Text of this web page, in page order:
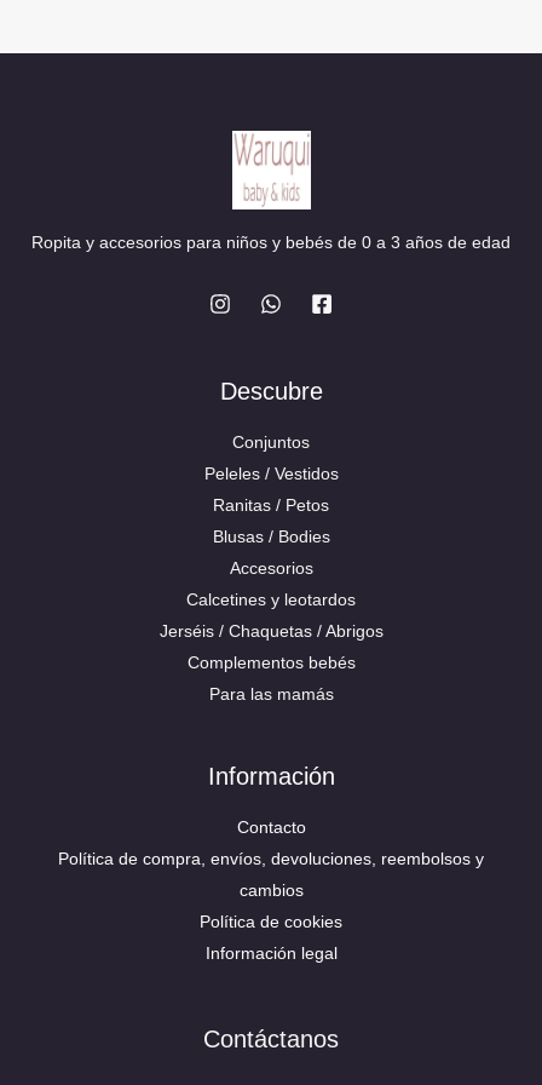
Ropita y accesorios para niños y bebés de 0 a 3 años de edad
Descubre
Conjuntos
Peleles / Vestidos
Ranitas / Petos
Blusas / Bodies
Accesorios
Calcetines y leotardos
Jerséis / Chaquetas / Abrigos
Complementos bebés
Para las mamás
Información
Contacto
Política de compra, envíos, devoluciones, reembolsos y
cambios
Política de cookies
Información legal
Contáctanos